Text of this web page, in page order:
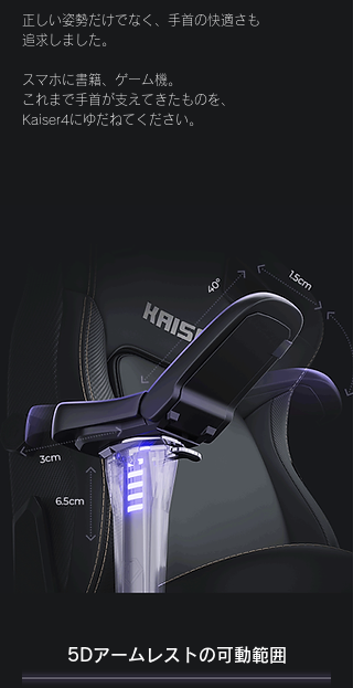
正しい姿勢だけでなく、手首の快適さも
追求しました。
スマホに書籍、ゲーム機。
これまで手首が支えてきたものを、
​Kaiser4にゆだねてください。
5Dアームレストの可動範囲